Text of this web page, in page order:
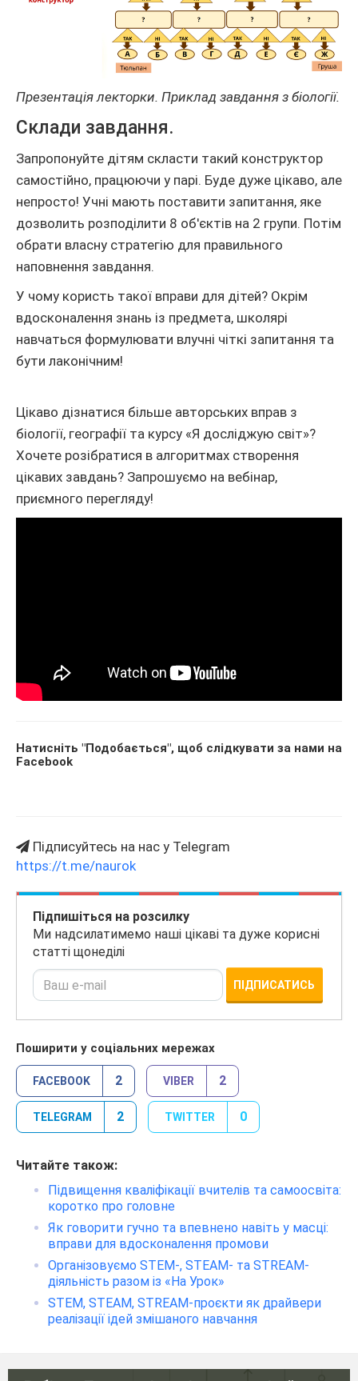
Презентація лекторки. Приклад завдання з біології.
Склади завдання.
Запропонуйте дітям скласти такий конструктор
самостійно, працюючи у парі. Буде дуже цікаво, але
непросто! Учні мають поставити запитання, яке
дозволить розподілити 8 об'єктів на 2 групи. Потім
обрати власну стратегію для правильного
наповнення завдання.
У чому користь такої вправи для дітей? Окрім
вдосконалення знань із предмета, школярі
навчаться формулювати влучні чіткі запитання та
бути лаконічним!
Цікаво дізнатися більше авторських вправ з
біології, географії та курсу «Я досліджую світ»?
Хочете розібратися в алгоритмах створення
цікавих завдань? Запрошуємо на вебінар,
приємного перегляду!
Натисніть "Подобається", щоб слідкувати за нами на
Facebook
Підписуйтесь на нас у Telegram
https://t.me/naurok
Підпишіться на розсилку
Ми надсилатимемо наші цікаві та дуже корисні
статті щонеділі
ПІДПИСАТИСЬ
Поширити у соціальних мережах
FACEBOOK 2 VIBER 2
TELEGRAM 2 TWITTER 0
Читайте також:
Підвищення кваліфікації вчителів та самоосвіта:
коротко про головне
Як говорити гучно та впевнено навіть у масці:
вправи для вдосконалення промови
Організовуємо STEM-, STEAM- та STREAM-
діяльність разом із «На Урок»
STEM, STEAM, STREAM-проєкти як драйвери
реалізації ідей змішаного навчання